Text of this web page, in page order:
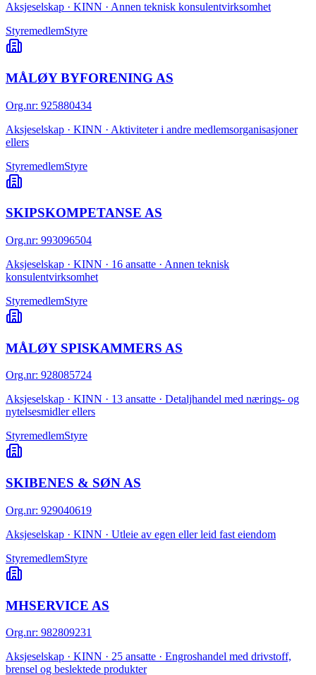
Aksjeselskap · KINN · Annen teknisk konsulentvirksomhet
StyremedlemStyre
MÅLØY BYFORENING AS
Org.nr: 925880434
Aksjeselskap · KINN · Aktiviteter i andre medlemsorganisasjoner
ellers
StyremedlemStyre
SKIPSKOMPETANSE AS
Org.nr: 993096504
Aksjeselskap · KINN · 16 ansatte · Annen teknisk
konsulentvirksomhet
StyremedlemStyre
MÅLØY SPISKAMMERS AS
Org.nr: 928085724
Aksjeselskap · KINN · 13 ansatte · Detaljhandel med nærings- og
nytelsesmidler ellers
StyremedlemStyre
SKIBENES & SØN AS
Org.nr: 929040619
Aksjeselskap · KINN · Utleie av egen eller leid fast eiendom
StyremedlemStyre
MHSERVICE AS
Org.nr: 982809231
Aksjeselskap · KINN · 25 ansatte · Engroshandel med drivstoff,
brensel og beslektede produkter